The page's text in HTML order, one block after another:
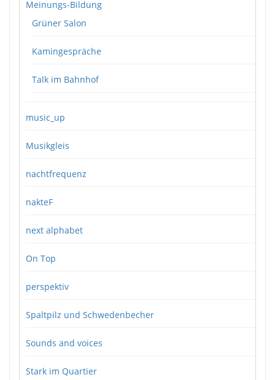
Meinungs-Bildung
Grüner Salon
Kamingespräche
Talk im Bahnhof
music_up
Musikgleis
nachtfrequenz
nakteF
next alphabet
On Top
perspektiv
Spaltpilz und Schwedenbecher
Sounds and voices
Stark im Quartier